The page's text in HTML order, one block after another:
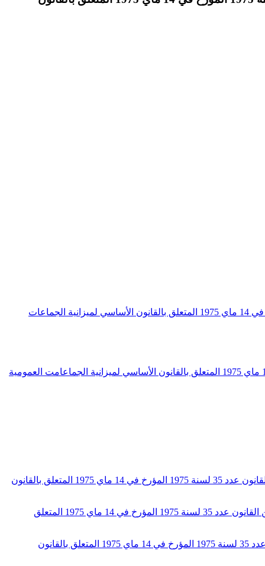
أمر عدد 485 لسنة 1975 مؤرخ في 26 جويلية 1975 يتعلق بتعيين شروط تطبيق أحكام الفصل 13 من القانون عدد 35 لسنة 1975 المؤرخ في 14 ماي 1975 المتعلق بالقانون الأساسي لميزانية الجماعات
أمر عدد 1036 لسنة 1986 مؤرخ في 30 أكتوبر 1986 يتعلق بضبط شروط تطبيق الفصل 13 من القانون عدد 35 لسنة 1975 المؤرخ في 14 ماي 1975 المتعلق بالقانون الأساسي لميزانية الجماعامت العمومية
أمر حكومي عدد 758 لسنة 2017 مؤرخ في 13 جوان 2017 يتعلق بضبط شروط تطبيق أحكام الفقرة الفرعية الثانية من الفصل 16 من القانون عدد 35 لسنة 1975 المؤرخ في 14 ماي 1975 المتعلق بالقانون
أمر حكومي عدد 1739 لسنة 2015 مؤرخ في 10 نوفمبر 2015 يتعلق بضبط شروط تطبيق أحكام الفقرة الفرعية الثانية من الفصل 16 من القانون عدد 35 لسنة 1975 المؤرخ في 14 ماي 1975 المتعلق
أمر عدد 2232 لسنة 2014 مؤرخ في 16 جوان 2014 يتعلق بضبط شروط تطبيق أحكام الفقرة الفرعية الثانية من الفصل 16 من القانون عدد 35 لسنة 1975 المؤرخ في 14 ماي 1975 المتعلق بالقانون